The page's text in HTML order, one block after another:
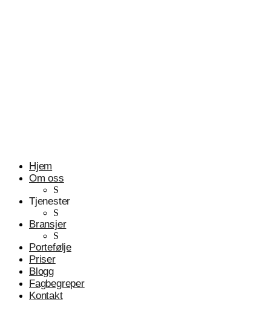
Hjem
Om oss
S
Tjenester
S
Bransjer
S
Portefølje
Priser
Blogg
Fagbegreper
Kontakt